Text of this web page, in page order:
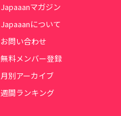
Japaaanマガジン
Japaaanについて
お問い合わせ
無料メンバー登録
月別アーカイブ
週間ランキング